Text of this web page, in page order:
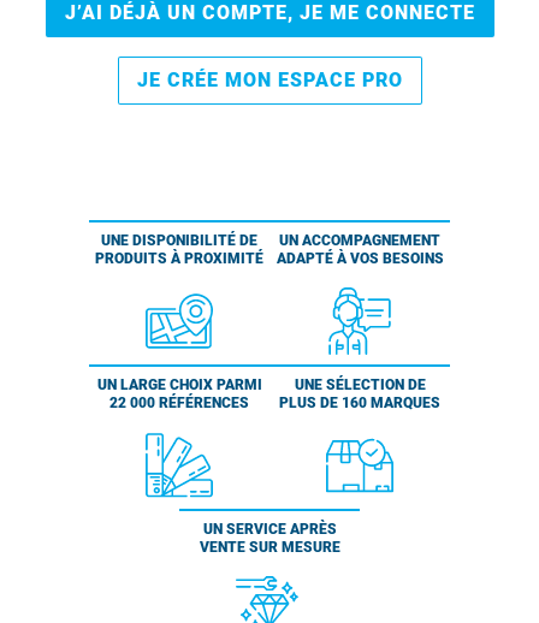
J’AI DÉJÀ UN COMPTE, JE ME CONNECTE
JE CRÉE MON ESPACE PRO
UNE DISPONIBILITÉ DE
PRODUITS À PROXIMITÉ
UN ACCOMPAGNEMENT
ADAPTÉ À VOS BESOINS
UN LARGE CHOIX PARMI
22 000 RÉFÉRENCES
UNE SÉLECTION DE
PLUS DE 160 MARQUES
UN SERVICE APRÈS
VENTE SUR MESURE